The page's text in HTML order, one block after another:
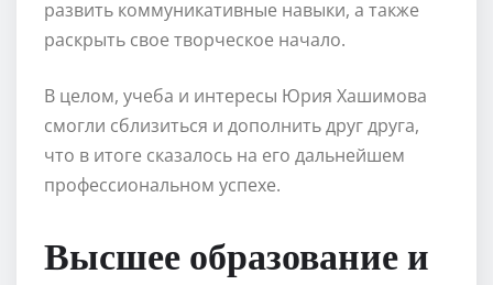
развить коммуникативные навыки, а также
раскрыть свое творческое начало.
В целом, учеба и интересы Юрия Хашимова
смогли сблизиться и дополнить друг друга,
что в итоге сказалось на его дальнейшем
профессиональном успехе.
Высшее образование и